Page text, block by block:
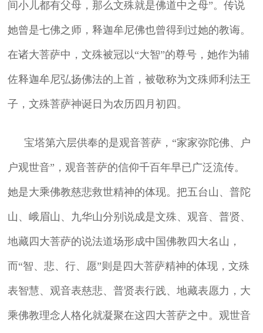
间小儿都有父母，那么文殊就是佛道中之母”。传说
她曾是七佛之师，释迦牟尼佛也曾得到过她的教诲。
在诸大菩萨中，文殊被冠以“大智”的尊号，她作为辅
佐释迦牟尼弘扬佛法的上首，被敬称为文殊师利法王
子，文殊菩萨神诞日为农历四月初四。
宝塔第六层供奉的是观音菩萨，“家家弥陀佛、户
户观世音”，观音菩萨的信仰千百年早已广泛流传。
她是大乘佛教慈悲救世精神的体现。把五台山、普陀
山、峨眉山、九华山分别说成是文殊、观音、普贤、
地藏四大菩萨的说法道场形成中国佛教四大名山，
而“智、悲、行、愿”则是四大菩萨精神的体现，文殊
表智慧、观音表慈悲、普贤表行践、地藏表愿力，大
乘佛教理念人格化就凝聚在这四大菩萨之中。观世音